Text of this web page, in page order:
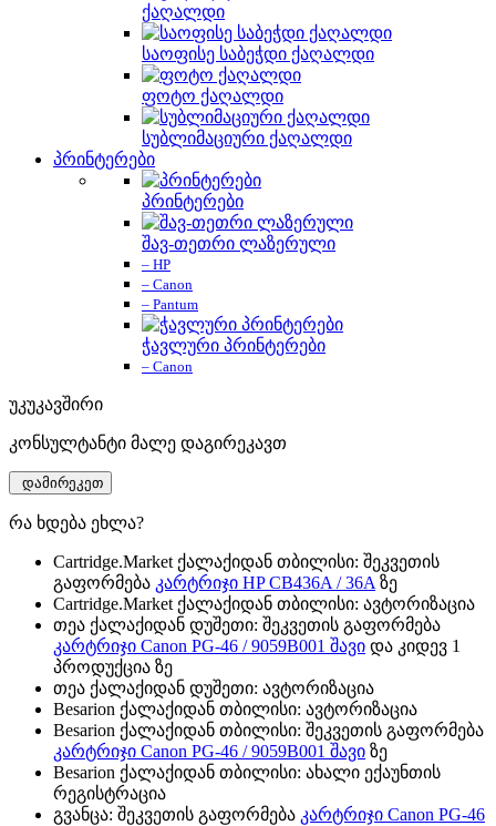
ქაღალდი
საოფისე საბეჭდი ქაღალდი
ფოტო ქაღალდი
სუბლიმაციური ქაღალდი
პრინტერები
პრინტერები
შავ-თეთრი ლაზერული
– HP
– Canon
– Pantum
ჭავლური პრინტერები
– Canon
უკუკავშირი
კონსულტანტი მალე დაგირეკავთ
დამირეკეთ
რა ხდება ეხლა?
Cartridge.Market ქალაქიდან თბილისი: შეკვეთის
გაფორმება კარტრიჯი HP CB436A / 36A ზე
Cartridge.Market ქალაქიდან თბილისი: ავტორიზაცია
თეა ქალაქიდან დუშეთი: შეკვეთის გაფორმება
კარტრიჯი Canon PG-46 / 9059B001 შავი და კიდევ 1
პროდუქცია ზე
თეა ქალაქიდან დუშეთი: ავტორიზაცია
Besarion ქალაქიდან თბილისი: ავტორიზაცია
Besarion ქალაქიდან თბილისი: შეკვეთის გაფორმება
კარტრიჯი Canon PG-46 / 9059B001 შავი ზე
Besarion ქალაქიდან თბილისი: ახალი ექაუნთის
რეგისტრაცია
გვანცა: შეკვეთის გაფორმება კარტრიჯი Canon PG-46